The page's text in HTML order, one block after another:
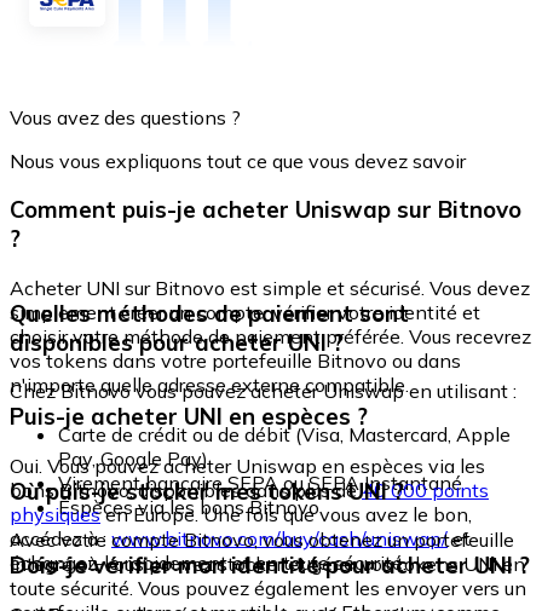
Vous avez des questions ?
Nous vous expliquons tout ce que vous devez savoir
Comment puis-je acheter Uniswap sur Bitnovo
?
Acheter UNI sur Bitnovo est simple et sécurisé. Vous devez
simplement créer un compte, vérifier votre identité et
choisir votre méthode de paiement préférée. Vous recevrez
vos tokens dans votre portefeuille Bitnovo ou dans
n'importe quelle adresse externe compatible.
Quelles méthodes de paiement sont
disponibles pour acheter UNI ?
Chez Bitnovo vous pouvez acheter Uniswap en utilisant :
Carte de crédit ou de débit (Visa, Mastercard, Apple
Pay, Google Pay)
Virement bancaire SEPA ou SEPA Instantané
Espèces via les bons Bitnovo
Puis-je acheter UNI en espèces ?
Oui. Vous pouvez acheter Uniswap en espèces via les
bons Bitnovo, disponibles dans plus de40 000 points
physiquesen Europe. Une fois que vous avez le bon,
accédez à : www.bitnovo.com/buy/cash/uniswap/et
échangez-le rapidement et en toute sécurité.
Où puis-je stocker mes tokens UNI ?
Avec votre compte Bitnovo, vous obtenez un portefeuille
intégré où vous pouvez stocker et gérer vos tokens UNI en
toute sécurité. Vous pouvez également les envoyer vers un
Dois-je vérifier mon identité pour acheter UNI ?